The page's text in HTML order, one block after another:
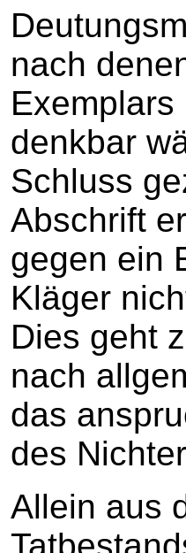
nach
denkbar
Schluss
Abschrift
gegen ein
Kläger
Dies geht
nach
das
des
Allein aus